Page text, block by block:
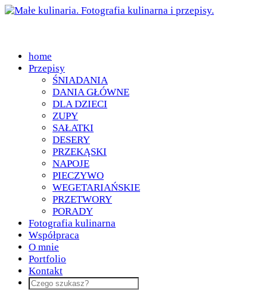
home
Przepisy
ŚNIADANIA
DANIA GŁÓWNE
DLA DZIECI
ZUPY
SAŁATKI
DESERY
PRZEKĄSKI
NAPOJE
PIECZYWO
WEGETARIAŃSKIE
PRZETWORY
PORADY
Fotografia kulinarna
Współpraca
O mnie
Portfolio
Kontakt